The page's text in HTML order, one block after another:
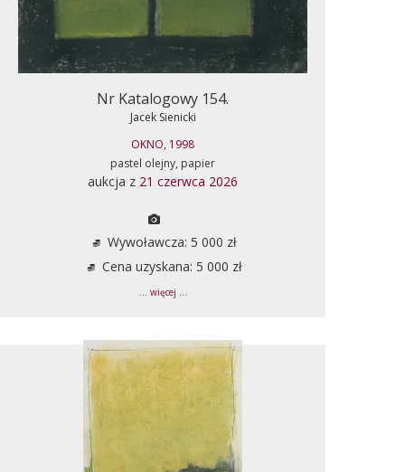
Nr Katalogowy 154.
Jacek Sienicki
OKNO, 1998
pastel olejny, papier
aukcja z 21 czerwca 2026
Wywoławcza: 5 000 zł
Cena uzyskana: 5 000 zł
... więcej ...